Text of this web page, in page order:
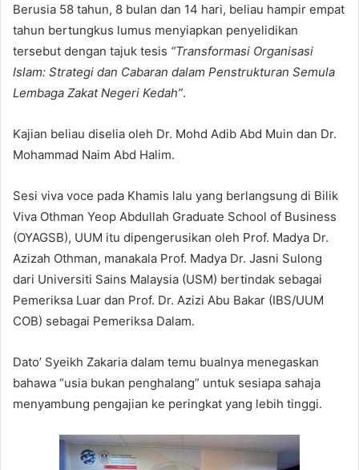
Berusia 58 tahun, 8 bulan dan 14 hari, beliau hampir empat
tahun bertungkus lumus menyiapkan penyelidikan
tersebut dengan tajuk tesis “Transformasi Organisasi
Islam: Strategi dan Cabaran dalam Penstrukturan Semula
Lembaga Zakat Negeri Kedah”.
Kajian beliau diselia oleh Dr. Mohd Adib Abd Muin dan Dr.
Mohammad Naim Abd Halim.
Sesi viva voce pada Khamis lalu yang berlangsung di Bilik
Viva Othman Yeop Abdullah Graduate School of Business
(OYAGSB), UUM itu dipengerusikan oleh Prof. Madya Dr.
Azizah Othman, manakala Prof. Madya Dr. Jasni Sulong
dari Universiti Sains Malaysia (USM) bertindak sebagai
Pemeriksa Luar dan Prof. Dr. Azizi Abu Bakar (IBS/UUM
COB) sebagai Pemeriksa Dalam.
Dato’ Syeikh Zakaria dalam temu bualnya menegaskan
bahawa “usia bukan penghalang” untuk sesiapa sahaja
menyambung pengajian ke peringkat yang lebih tinggi.